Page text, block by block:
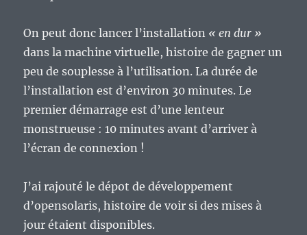
On peut donc lancer l’installation « en dur »
dans la machine virtuelle, histoire de gagner un
peu de souplesse à l’utilisation. La durée de
l’installation est d’environ 30 minutes. Le
premier démarrage est d’une lenteur
monstrueuse : 10 minutes avant d’arriver à
l’écran de connexion !
J’ai rajouté le dépot de développement
d’opensolaris, histoire de voir si des mises à
jour étaient disponibles.